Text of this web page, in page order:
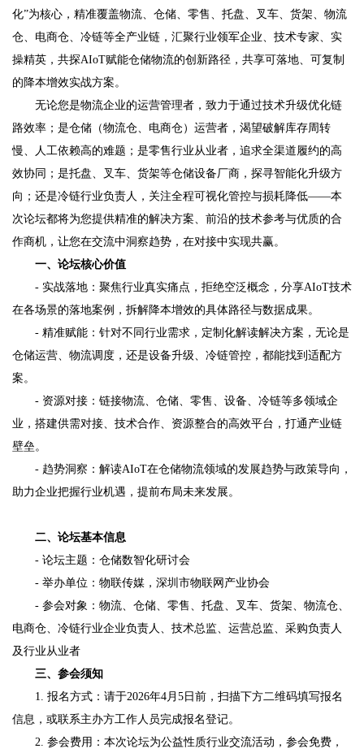
化”为核心，精准覆盖物流、仓储、零售、托盘、叉车、货架、物流
仓、电商仓、冷链等全产业链，汇聚行业领军企业、技术专家、实
操精英，共探AIoT赋能仓储物流的创新路径，共享可落地、可复制
的降本增效实战方案。
无论您是物流企业的运营管理者，致力于通过技术升级优化链
路效率；是仓储（物流仓、电商仓）运营者，渴望破解库存周转
慢、人工依赖高的难题；是零售行业从业者，追求全渠道履约的高
效协同；是托盘、叉车、货架等仓储设备厂商，探寻智能化升级方
向；还是冷链行业负责人，关注全程可视化管控与损耗降低——本
次论坛都将为您提供精准的解决方案、前沿的技术参考与优质的合
作商机，让您在交流中洞察趋势，在对接中实现共赢。
一、论坛核心价值
- 实战落地：聚焦行业真实痛点，拒绝空泛概念，分享AIoT技术
在各场景的落地案例，拆解降本增效的具体路径与数据成果。
- 精准赋能：针对不同行业需求，定制化解读解决方案，无论是
仓储运营、物流调度，还是设备升级、冷链管控，都能找到适配方
案。
- 资源对接：链接物流、仓储、零售、设备、冷链等多领域企
业，搭建供需对接、技术合作、资源整合的高效平台，打通产业链
壁垒。
- 趋势洞察：解读AIoT在仓储物流领域的发展趋势与政策导向，
助力企业把握行业机遇，提前布局未来发展。
二、论坛基本信息
- 论坛主题：仓储数智化研讨会
- 举办单位：物联传媒，深圳市物联网产业协会
- 参会对象：物流、仓储、零售、托盘、叉车、货架、物流仓、
电商仓、冷链行业企业负责人、技术总监、运营总监、采购负责人
及行业从业者
三、参会须知
1. 报名方式：请于2026年4月5日前，扫描下方二维码填写报名
信息，或联系主办方工作人员完成报名登记。
2. 参会费用：本次论坛为公益性质行业交流活动，参会免费，